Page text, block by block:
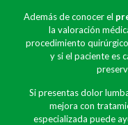
Además de conocer el
la valoración
procedimiento
y si el paciente es
Si presentas dolor
mejora con
especializada puede